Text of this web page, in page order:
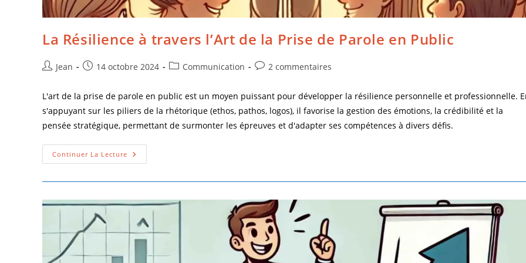
La Résilience à travers l’Art de la Prise de Parole en Public
Jean 14 octobre 2024 Communication 2 commentaires
L'art de la prise de parole en public est un moyen puissant pour développer la résilience personnelle et professionnelle.
s'appuyant sur les piliers de la rhétorique (ethos, pathos, logos), il favorise la gestion des émotions, la crédibilité et la
pensée stratégique, permettant de surmonter les épreuves et d'adapter ses compétences à divers défis.
Continuer La Lecture